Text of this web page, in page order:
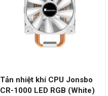
Tản nhiệt khí CPU Jonsbo
CR-1000 LED RGB (White)